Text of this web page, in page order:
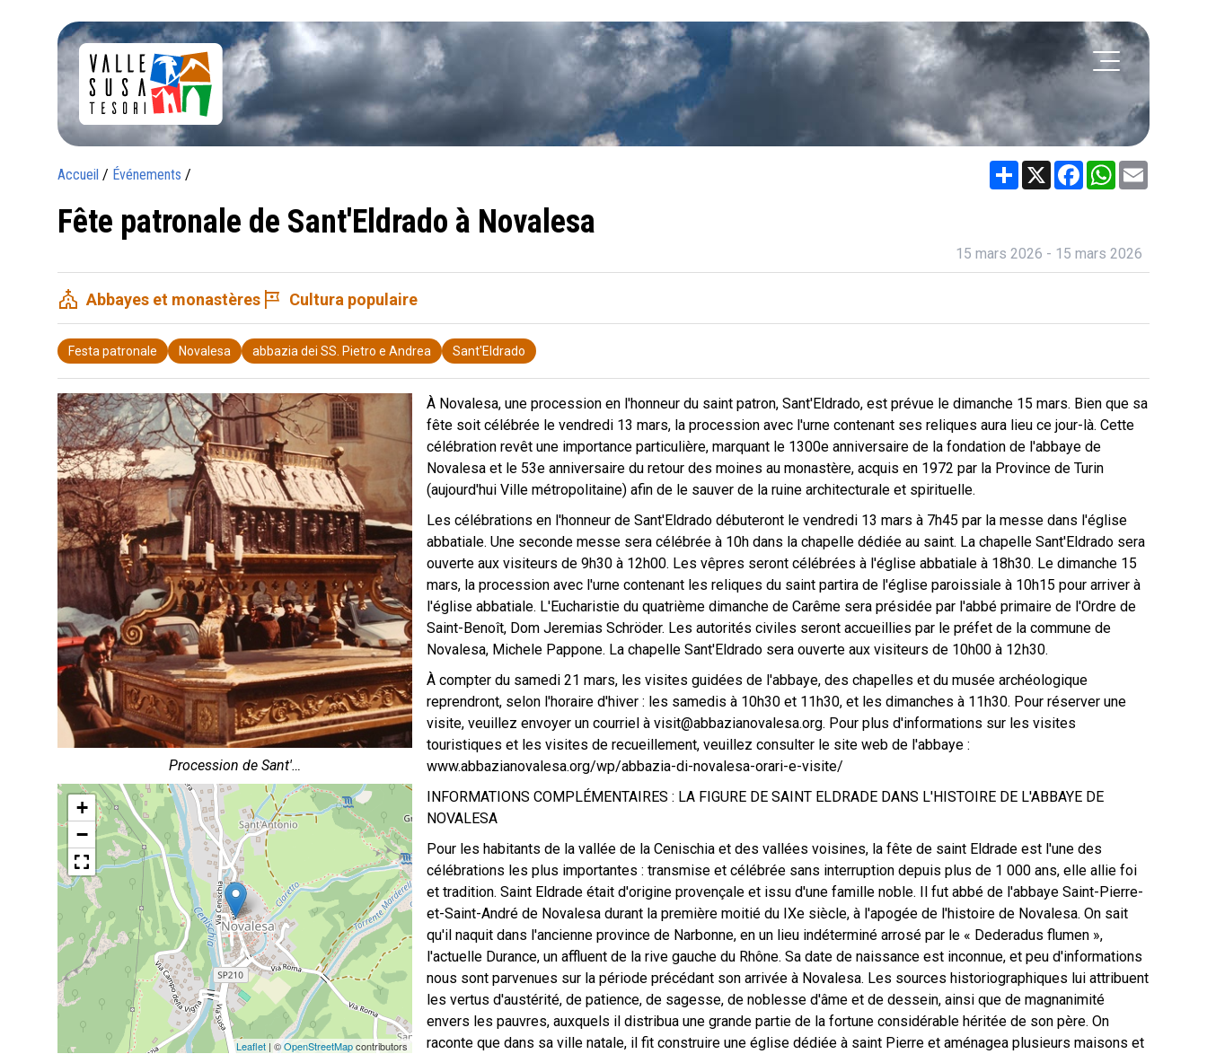
Accueil / Événements / Share X FacebookWhatsApp
Fête patronale de Sant'Eldrado à Novalesa
15 mars 2026 - 15 mars 2026
church Abbayes et monastères tour Cultura populaire
Festa patronale Novalesa abbazia dei SS. Pietro e Andrea Sant'Eldrado
Procession de Sant'…
+
−
Leaflet| ©OpenStreetMapcontributors
À Novalesa, une procession en l'honneur du saint patron, Sant'Eldrado, est prévue le dimanche 15 mars. Bien que sa
fête soit célébrée le vendredi 13 mars, la procession avec l'urne contenant ses reliques aura lieu ce jour-là. Cette
célébration revêt une importance particulière, marquant le 1300e anniversaire de la fondation de l'abbaye de
Novalesa et le 53e anniversaire du retour des moines au monastère, acquis en 1972 par la Province de Turin
(aujourd'hui Ville métropolitaine) afin de le sauver de la ruine architecturale et spirituelle.
Les célébrations en l'honneur de Sant'Eldrado débuteront le vendredi 13 mars à 7h45 par la messe dans l'église
abbatiale. Une seconde messe sera célébrée à 10h dans la chapelle dédiée au saint. La chapelle Sant'Eldrado sera
ouverte aux visiteurs de 9h30 à 12h00. Les vêpres seront célébrées à l'église abbatiale à 18h30. Le dimanche 15
mars, la procession avec l'urne contenant les reliques du saint partira de l'église paroissiale à 10h15 pour arriver à
l'église abbatiale. L'Eucharistie du quatrième dimanche de Carême sera présidée par l'abbé primaire de l'Ordre de
Saint-Benoît, Dom Jeremias Schröder. Les autorités civiles seront accueillies par le préfet de la commune de
Novalesa, Michele Pappone. La chapelle Sant'Eldrado sera ouverte aux visiteurs de 10h00 à 12h30.
À compter du samedi 21 mars, les visites guidées de l'abbaye, des chapelles et du musée archéologique
reprendront, selon l'horaire d'hiver : les samedis à 10h30 et 11h30, et les dimanches à 11h30. Pour réserver une
visite, veuillez envoyer un courriel à visit@abbazianovalesa.org. Pour plus d'informations sur les visites
touristiques et les visites de recueillement, veuillez consulter le site web de l'abbaye :
www.abbazianovalesa.org/wp/abbazia-di-novalesa-orari-e-visite/
INFORMATIONS COMPLÉMENTAIRES : LA FIGURE DE SAINT ELDRADE DANS L'HISTOIRE DE L'ABBAYE DE
NOVALESA
Pour les habitants de la vallée de la Cenischia et des vallées voisines, la fête de saint Eldrade est l'une des
célébrations les plus importantes : transmise et célébrée sans interruption depuis plus de 1 000 ans, elle allie foi
et tradition. Saint Eldrade était d'origine provençale et issu d'une famille noble. Il fut abbé de l'abbaye Saint-Pierre-
et-Saint-André de Novalesa durant la première moitié du IXe siècle, à l'apogée de l'histoire de Novalesa. On sait
qu'il naquit dans l'ancienne province de Narbonne, en un lieu indéterminé arrosé par le « Dederadus flumen »,
l'actuelle Durance, un affluent de la rive gauche du Rhône. Sa date de naissance est inconnue, et peu d'informations
nous sont parvenues sur la période précédant son arrivée à Novalesa. Les sources historiographiques lui attribuent
les vertus d'austérité, de patience, de sagesse, de noblesse d'âme et de dessein, ainsi que de magnanimité
envers les pauvres, auxquels il distribua une grande partie de la fortune considérable héritée de son père. On
raconte que dans sa ville natale, il fit construire une église dédiée à saint Pierre et aménagea plusieurs maisons et